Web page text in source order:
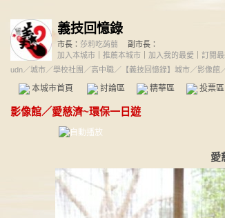
義技回憶錄
市長： 莎莉吃蒟蒻
副市長：
加入本城市
推薦本城市 加入我的最愛
訂閱
udn／城市／學校社團 ／高中職／ 【義技回憶錄】城市／影像館
本城市首頁 討論區 精華區 投票區
影像館／愛慈濟~環保一日遊
愛